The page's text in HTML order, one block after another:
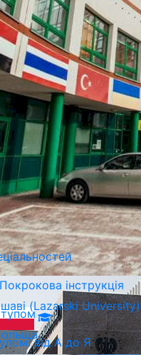
Технічний
(Lazarski University)
інструкція
від А до Я